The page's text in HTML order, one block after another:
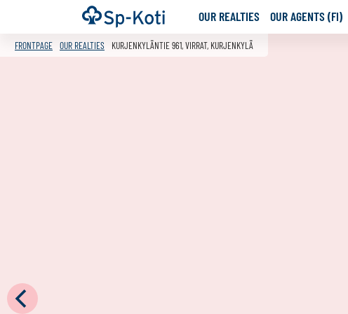
Go
to
content
Frontpage OUR REALTIES OUR AGENTS (FI)
FRONTPAGE OUR REALTIES KURJENKYLÄNTIE 961, VIRRAT, KURJENKYLÄ